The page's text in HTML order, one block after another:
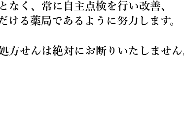
なく、常に自主点検を行い改善、
ける薬局であるように努力します。
方せんは絶対にお断りいたしませ